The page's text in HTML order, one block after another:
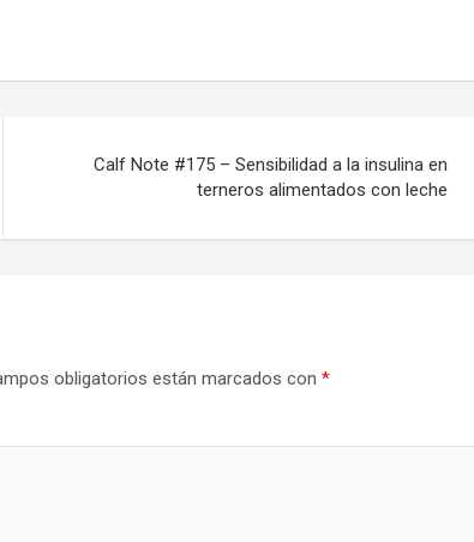
Calf Note #175 – Sensibilidad a la insulina en
terneros alimentados con leche
obligatorios están marcados con *